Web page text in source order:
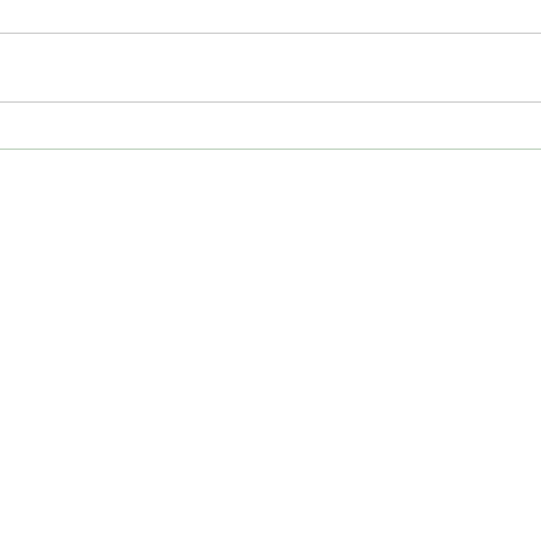
hoor je wel eens krekels?